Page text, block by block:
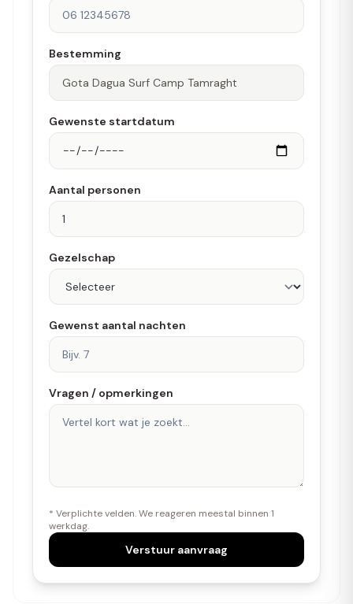
Bestemming
Gewenste startdatum
Aantal personen
Gezelschap
Gewenst aantal nachten
Vragen / opmerkingen
* Verplichte velden. We reageren meestal binnen 1
werkdag.
Verstuur aanvraag